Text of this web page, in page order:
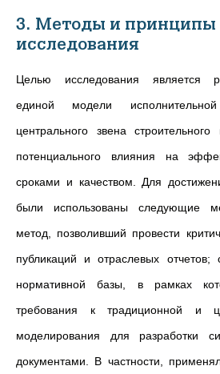
3. Методы и принципы
исследования
Целью исследования является
единой модели
центрального звена
потенциального влияния на
сроками и качеством. Для
были использованы следующие
метод, позволивший провести
публикаций и отраслевых отчетов;
нормативной базы, в рамках
требования к традиционной и
моделирования для разработки
документами. В частности,